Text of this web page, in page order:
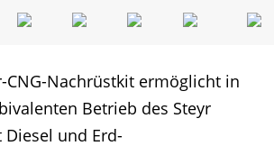
CNG-Nachrüstkit ermöglicht in
Betrieb des Steyr
Diesel und Erd-